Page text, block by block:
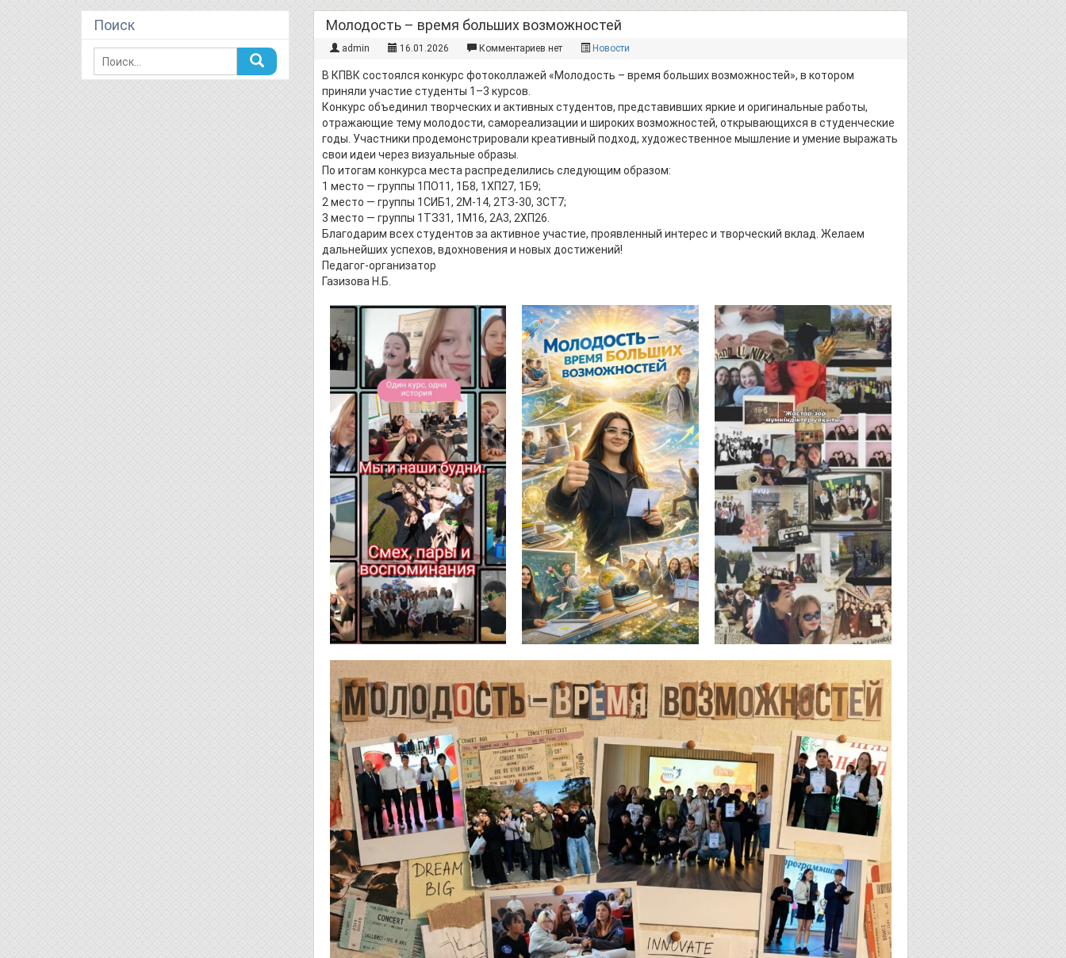
Молодость – время больших возможностей
admin 16.01.2026 Комментариев нет Новости
В КПВК состоялся конкурс фотоколлажей «Молодость – время больших возможностей», в котором
приняли участие студенты 1–3 курсов.
Конкурс объединил творческих и активных студентов, представивших яркие и оригинальные работы,
отражающие тему молодости, самореализации и широких возможностей, открывающихся в студенческие
годы. Участники продемонстрировали креативный подход, художественное мышление и умение выражать
свои идеи через визуальные образы.
По итогам конкурса места распределились следующим образом:
1 место — группы 1ПО11, 1Б8, 1ХП27, 1Б9;
2 место — группы 1СИБ1, 2М-14, 2ТЗ-30, 3СТ7;
3 место — группы 1ТЗ31, 1М16, 2А3, 2ХП26.
Благодарим всех студентов за активное участие, проявленный интерес и творческий вклад. Желаем
дальнейших успехов, вдохновения и новых достижений!
Педагог-организатор
Газизова Н.Б.
Поиск